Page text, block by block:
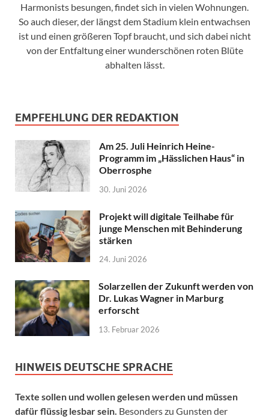
Harmonists besungen, findet sich in vielen Wohnungen.
So auch dieser, der längst dem Stadium klein entwachsen
ist und einen größeren Topf braucht, und sich dabei nicht
von der Entfaltung einer wunderschönen roten Blüte
abhalten lässt.
EMPFEHLUNG DER REDAKTION
Am 25. Juli Heinrich Heine-
Programm im „Hässlichen Haus“ in
Oberrosphe
30. Juni 2026
Projekt will digitale Teilhabe für
junge Menschen mit Behinderung
stärken
24. Juni 2026
Solarzellen der Zukunft werden von
Dr. Lukas Wagner in Marburg
erforscht
13. Februar 2026
HINWEIS DEUTSCHE SPRACHE
Texte sollen und wollen gelesen werden und müssen
dafür flüssig lesbar sein. Besonders zu Gunsten der